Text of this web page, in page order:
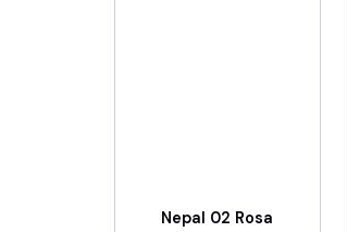
Nepal 02 Rosa